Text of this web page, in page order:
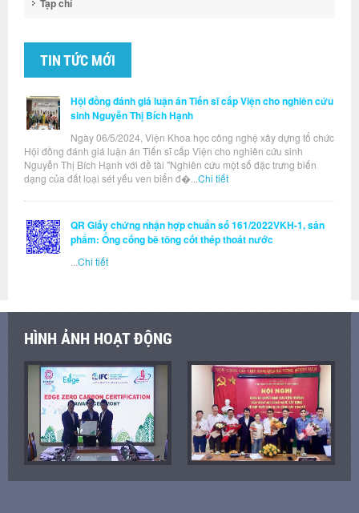
Tạp chí
TIN TỨC MỚI
Hội đồng đánh giá luận án Tiến sĩ cấp Viện cho nghiên cứu
sinh Nguyễn Thị Bích Hạnh
Ngày 06/5/2024, Viện Khoa học công nghệ xây dựng tổ chức
Hội đồng đánh giá luận án Tiến sĩ cấp Viện cho nghiên cứu sinh
Nguyễn Thị Bích Hạnh với đề tài "Nghiên cứu một số đặc trưng biến
dạng của đất loại sét yếu ven biển đ�... Chi tiết
QR Giấy chứng nhận hợp chuẩn số 161/2022VKH-1, sản
phẩm: Ống cống bê tông cốt thép thoát nước
Chi tiết
HÌNH ẢNH HOẠT ĐỘNG